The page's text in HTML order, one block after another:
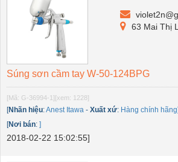
63 Mai Thị
Súng sơn cầm tay W-50-124BPG
[Mã: G-36994-1][xem: 1228]
[Nhãn hiệu:Anest Itawa - Xuất xứ: Hàng chính
[Nơi bán: ]
2018-02-22 15:02:55]